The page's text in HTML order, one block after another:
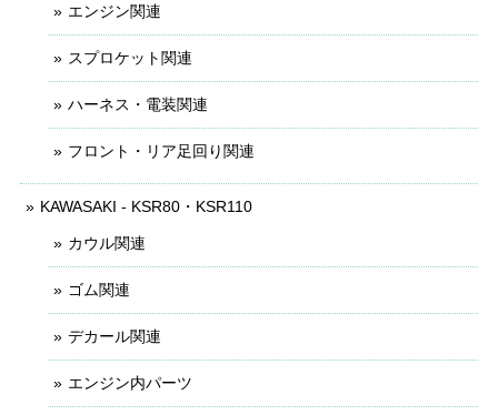
エンジン関連
スプロケット関連
ハーネス・電装関連
フロント・リア足回り関連
KAWASAKI - KSR80・KSR110
カウル関連
ゴム関連
デカール関連
エンジン内パーツ